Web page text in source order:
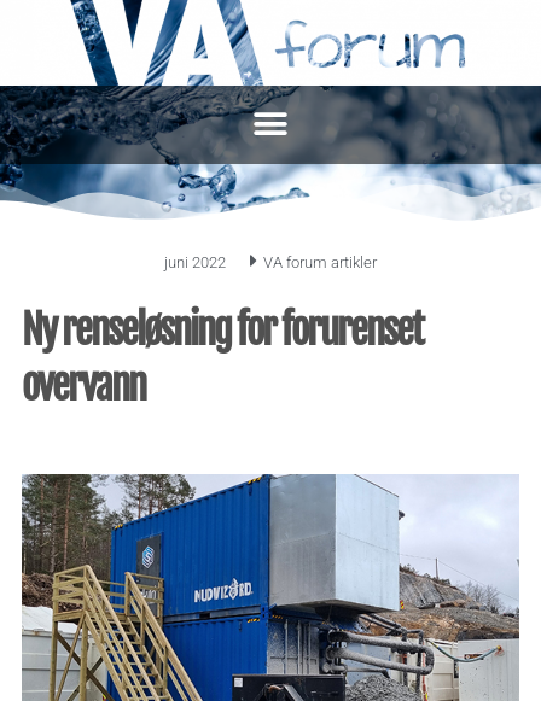
juni 2022 VA forum artikler
Ny renseløsning for forurenset
overvann